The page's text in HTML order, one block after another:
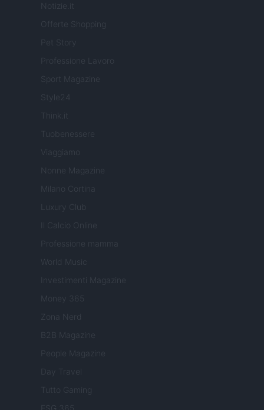
Notizie.it
Offerte Shopping
Professione Lavoro
Sport Magazine
Style24
Think.it
Tuobenessere
Viaggiamo
Nonne Magazine
Milano Cortina
Luxury Club
Il Calcio Online
Professione mamma
World Music
Investimenti Magazine
Money 365
Zona Nerd
B2B Magazine
People Magazine
Day Travel
Tutto Gaming